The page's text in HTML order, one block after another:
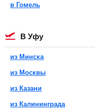
в Гомель
в Уфу
из Минска
из Москвы
из Казани
из Калининграда